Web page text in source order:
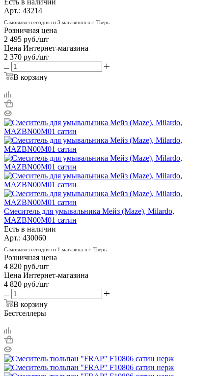
Арт.: 43214
Самовывоз сегодня из 3 магазинов в г. Тверь
Розничная цена
2 495 руб./шт
Цена Интернет-магазина
2 370 руб./шт
В корзину
Смеситель для умывальника Мейз (Maze), Milardo,
MAZBN00M01 сатин
Есть в наличии
Арт.: 430060
Самовывоз сегодня из 1 магазина в г. Тверь
Розничная цена
4 820 руб./шт
Цена Интернет-магазина
4 820 руб./шт
В корзину
Бестселлеры